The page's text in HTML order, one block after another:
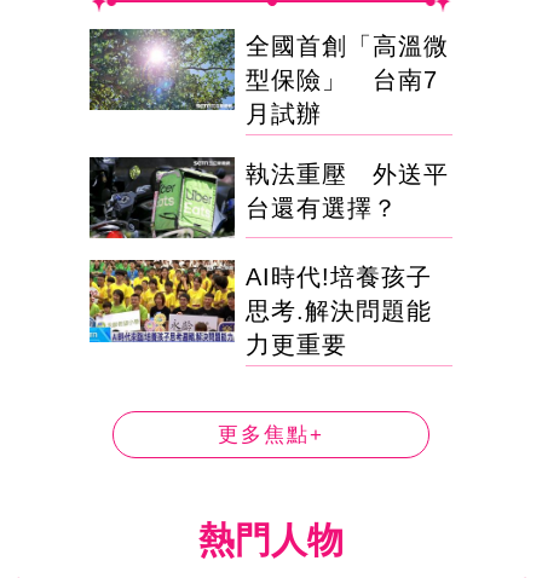
全國首創「高溫微
型保險」 台南7
月試辦
執法重壓 外送平
台還有選擇？
AI時代!培養孩子
思考.解決問題能
力更重要
更多焦點+
熱門人物